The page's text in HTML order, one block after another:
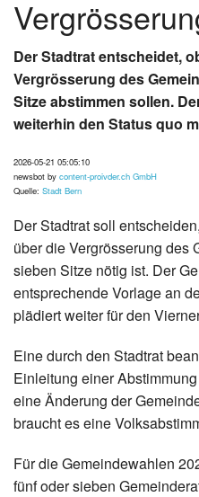
Der Stadtrat entscheidet,
Vergrösserung des
Sitze abstimmen sollen.
weiterhin den Status quo
2026-05-21 05:05:10
newsbot by content-proivder.ch GmbH
Quelle: Stadt Bern
Der Stadtrat soll
über die Vergrösserung des
sieben Sitze nötig ist. Der
entsprechende Vorlage an
plädiert weiter für den
Eine durch den Stadtrat
Einleitung einer
eine Änderung der
braucht es eine
Für die Gemeindewahlen
fünf oder sieben